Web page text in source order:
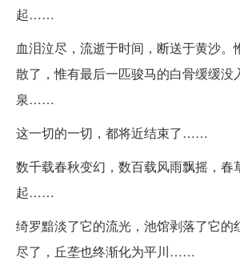
起……
血泪泣尽，流逝于时间，断送于黄沙。
散了，惟有最后一匹骏马的白骨缓缓没
泉……
这一切的一切，都将近结束了……
数千载春秋变幻，数百载风雨飘摇，春
起……
绮罗黯淡了它的流光，池馆剥落了它的
尽了，丘垄也终渐化为平川……